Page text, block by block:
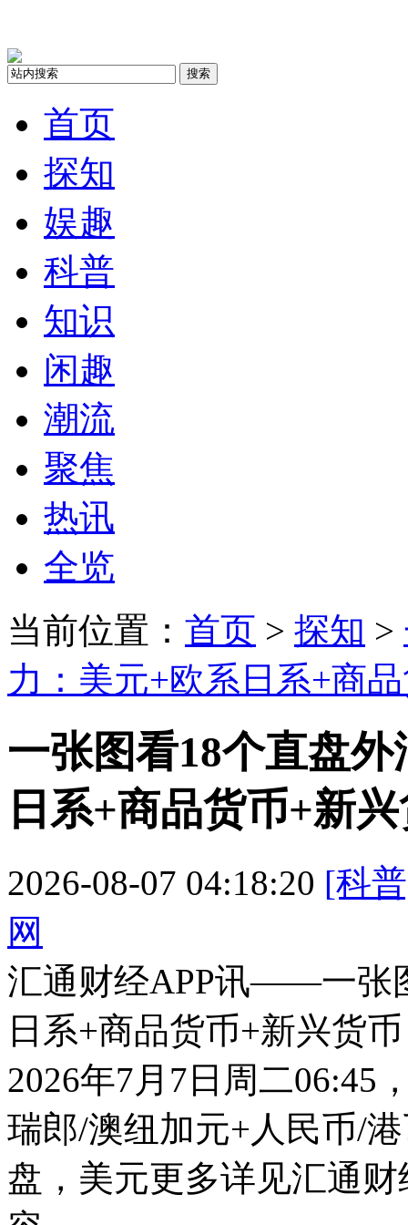
搜索
首页
探知
娱趣
科普
知识
闲趣
潮流
聚焦
热讯
全览
当前位置： 首页 > 探知 >
力：美元+欧系日系+商
一张图看18个直盘
日系+商品货币+新
2026-08-07 04:18:20 [科
网
汇通财经APP讯——一张
日系+商品货币+新兴货
2026年7月7日周二06:45
瑞郎/澳纽加元+人民币/
盘，美元更多详见汇通